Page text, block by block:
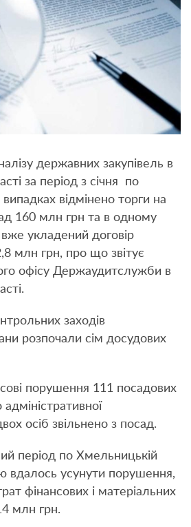
державних закупівель в
за період з січня по
відмінено торги на
160 млн грн та в одному
укладений договір
млн грн, про що звітує
офісу Держаудитслужби в
заходів
розпочали сім досудових
порушення 111 посадових
осіб звільнено з посад.
період по Хмельницькій
вдалось усунути порушення,
фінансових і матеріальних
млн грн.